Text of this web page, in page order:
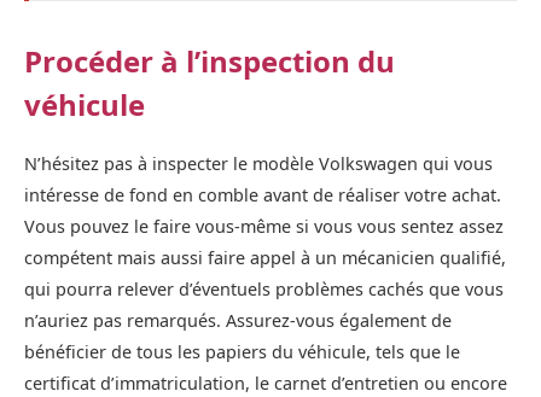
Procéder à l’inspection du
véhicule
N’hésitez pas à inspecter le modèle Volkswagen qui vous
intéresse de fond en comble avant de réaliser votre achat.
Vous pouvez le faire vous-même si vous vous sentez assez
compétent mais aussi faire appel à un mécanicien qualifié,
qui pourra relever d’éventuels problèmes cachés que vous
n’auriez pas remarqués. Assurez-vous également de
bénéficier de tous les papiers du véhicule, tels que le
certificat d’immatriculation, le carnet d’entretien ou encore